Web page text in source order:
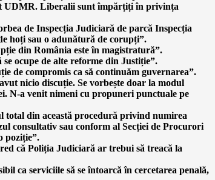
UDMR. Liberalii sunt împărțiți în privința
de Inspecția Judiciară de parcă Inspecția
hoți sau o adunătură de corupți”.
din România este în magistratură”.
ocupe de alte reforme din Justiție”.
de compromis ca să continuăm guvernarea”.
nicio discuție. Se vorbește doar la modul
N-a venit nimeni cu propuneri punctuale pe
total din această procedură privind numirea
consultativ sau conform al Secției de Procurori
poziție”.
că Poliția Judiciară ar trebui să treacă la
ca serviciile să se întoarcă în cercetarea penală,